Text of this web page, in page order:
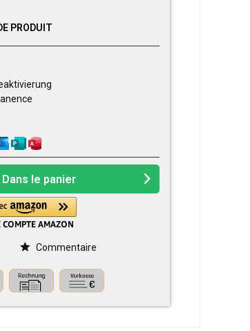
PRODUIT
Dans le panier
Commentaire